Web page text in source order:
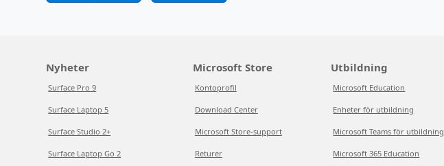
Nyheter
Surface Pro 9
Surface Laptop 5
Surface Studio 2+
Surface Laptop Go 2
Microsoft Store
Kontoprofil
Download Center
Microsoft Store-support
Returer
Utbildning
Microsoft Education
Enheter för utbildning
Microsoft Teams för utbildning
Microsoft 365 Education